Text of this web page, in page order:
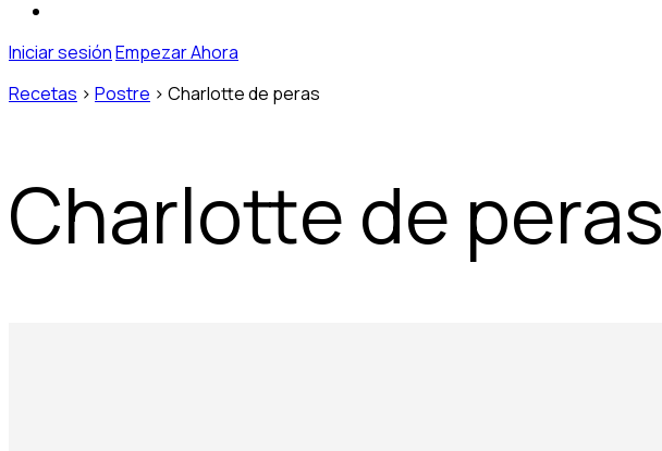
Iniciar sesiónEmpezar Ahora
Recetas > Postre > Charlotte de peras
Charlotte de peras